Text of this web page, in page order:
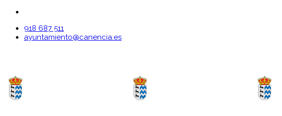
918 687 511
ayuntamiento@canencia.es